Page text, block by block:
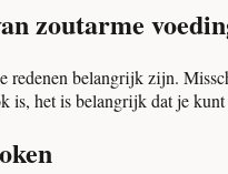
zoutarme
redenen belangrijk zijn.
is, het is belangrijk dat je